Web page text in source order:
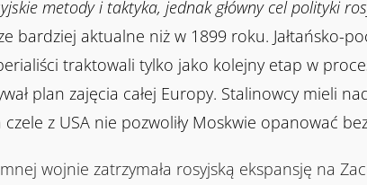
metody i taktyka, jednak główny cel polityki
bardziej aktualne niż w 1899 roku. Jałtańsko-
traktowali tylko jako kolejny etap w
plan zajęcia całej Europy. Stalinowcy mieli
z USA nie pozwoliły Moskwie opanować
wojnie zatrzymała rosyjską ekspansję na